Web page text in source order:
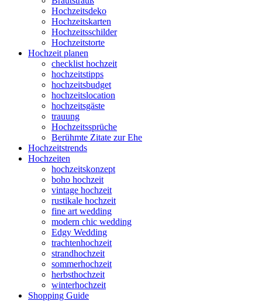
Hochzeitsdeko
Hochzeitskarten
Hochzeitsschilder
Hochzeitstorte
Hochzeit planen
checklist hochzeit
hochzeitstipps
hochzeitsbudget
hochzeitslocation
hochzeitsgäste
trauung
Hochzeitssprüche
Berühmte Zitate zur Ehe
Hochzeitstrends
Hochzeiten
hochzeitskonzept
boho hochzeit
vintage hochzeit
rustikale hochzeit
fine art wedding
modern chic wedding
Edgy Wedding
trachtenhochzeit
strandhochzeit
sommerhochzeit
herbsthochzeit
winterhochzeit
Shopping Guide